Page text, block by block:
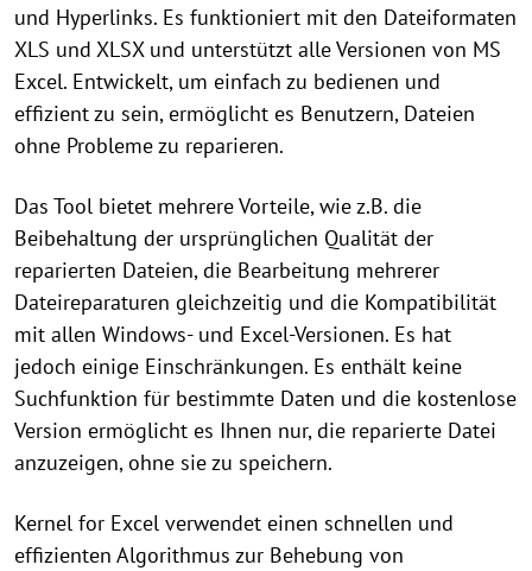
und Hyperlinks. Es funktioniert mit den Dateiformaten
XLS und XLSX und unterstützt alle Versionen von MS
Excel. Entwickelt, um einfach zu bedienen und
effizient zu sein, ermöglicht es Benutzern, Dateien
ohne Probleme zu reparieren.
Das Tool bietet mehrere Vorteile, wie z.B. die
Beibehaltung der ursprünglichen Qualität der
reparierten Dateien, die Bearbeitung mehrerer
Dateireparaturen gleichzeitig und die Kompatibilität
mit allen Windows- und Excel-Versionen. Es hat
jedoch einige Einschränkungen. Es enthält keine
Suchfunktion für bestimmte Daten und die kostenlose
Version ermöglicht es Ihnen nur, die reparierte Datei
anzuzeigen, ohne sie zu speichern.
Kernel for Excel verwendet einen schnellen und
effizienten Algorithmus zur Behebung von